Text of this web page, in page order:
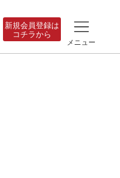
新規会員登録は
コチラから
メニュー